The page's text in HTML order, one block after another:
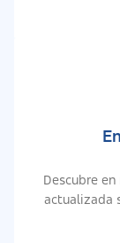
Descubre
actualizada